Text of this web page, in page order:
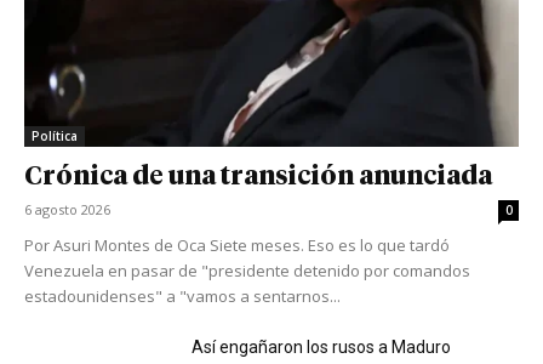
Política
Crónica de una transición anunciada
6 agosto 2026 0
Por Asuri Montes de Oca Siete meses. Eso es lo que tardó
Venezuela en pasar de "presidente detenido por comandos
estadounidenses" a "vamos a sentarnos...
Así engañaron los rusos a Maduro